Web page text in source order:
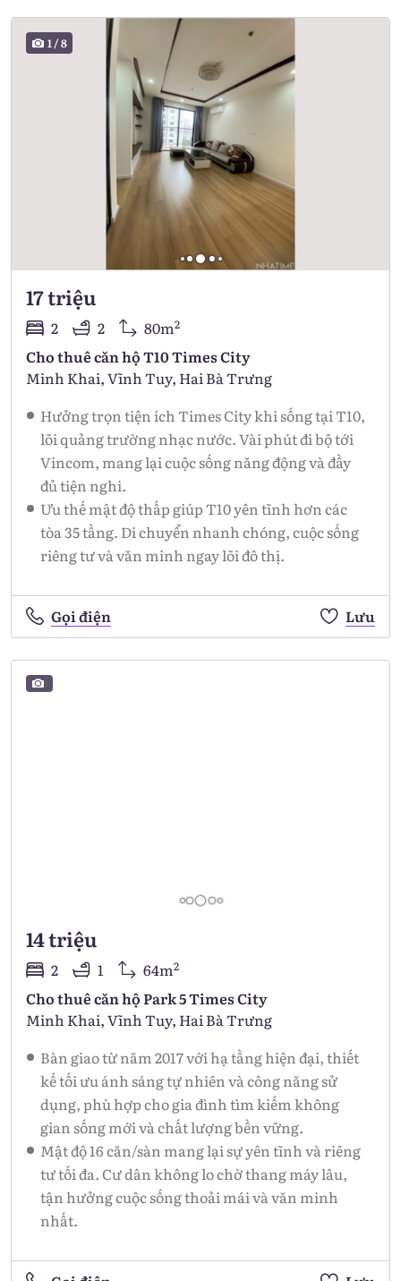
1/8
17 triệu
2 2 80m2
Cho thuê căn hộ T10 Times City
Minh Khai, Vĩnh Tuy, Hai Bà Trưng
Hưởng trọn tiện ích Times City khi sống tại T10,
lõi quảng trường nhạc nước. Vài phút đi bộ tới
Vincom, mang lại cuộc sống năng động và đầy
đủ tiện nghi.
Ưu thế mật độ thấp giúp T10 yên tĩnh hơn các
tòa 35 tầng. Di chuyển nhanh chóng, cuộc sống
riêng tư và văn minh ngay lõi đô thị.
Gọi điện Lưu
14 triệu
2 1 64m2
Cho thuê căn hộ Park 5 Times City
Minh Khai, Vĩnh Tuy, Hai Bà Trưng
Bàn giao từ năm 2017 với hạ tầng hiện đại, thiết
kế tối ưu ánh sáng tự nhiên và công năng sử
dụng, phù hợp cho gia đình tìm kiếm không
gian sống mới và chất lượng bền vững.
Mật độ 16 căn/sàn mang lại sự yên tĩnh và riêng
tư tối đa. Cư dân không lo chờ thang máy lâu,
tận hưởng cuộc sống thoải mái và văn minh
nhất.